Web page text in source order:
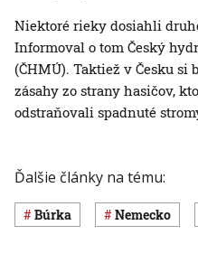
Niektoré rieky dosiahli
Informoval o tom Český
(ČHMÚ). Taktiež v Česku si
zásahy zo strany hasičov,
odstraňovali spadnuté
Ďalšie články na tému:
búrka Nemecko